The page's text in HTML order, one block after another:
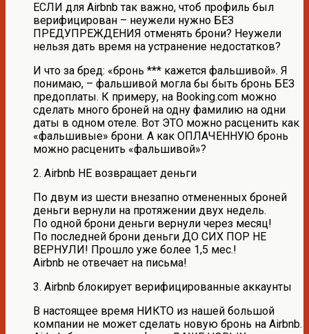
ЕСЛИ для Airbnb так важно, чтоб профиль был
верифицирован – неужели нужно БЕЗ
ПРЕДУПРЕЖДЕНИЯ отменять брони? Неужели
нельзя дать время на устранение недостатков?
И что за бред: «бронь *** кажется фальшивой». Я
понимаю, – фальшивой могла бы быть бронь БЕЗ
предоплаты. К примеру, на Booking.com можно
сделать много броней на одну фамилию на одни
даты в одном отеле. Вот ЭТО можно расценить как
«фальшивые» брони. А как ОПЛАЧЕННУЮ бронь
можно расценить «фальшивой»?
2. Airbnb НЕ возвращает деньги
По двум из шести внезапно отмененных броней
деньги вернули на протяжении двух недель.
По одной брони деньги вернули через месяц!
По последней брони деньги ДО СИХ ПОР НЕ
ВЕРНУЛИ! Прошло уже более 1,5 мес.!
Airbnb не отвечает на письма!
3. Airbnb блокирует верифицированные аккаунты
В настоящее время НИКТО из нашей большой
компании не может сделать новую бронь на Airbnb.